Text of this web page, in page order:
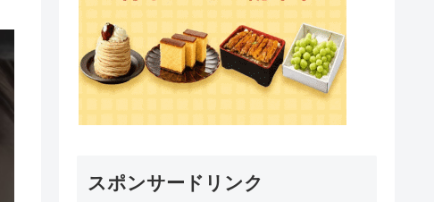
スポンサードリンク